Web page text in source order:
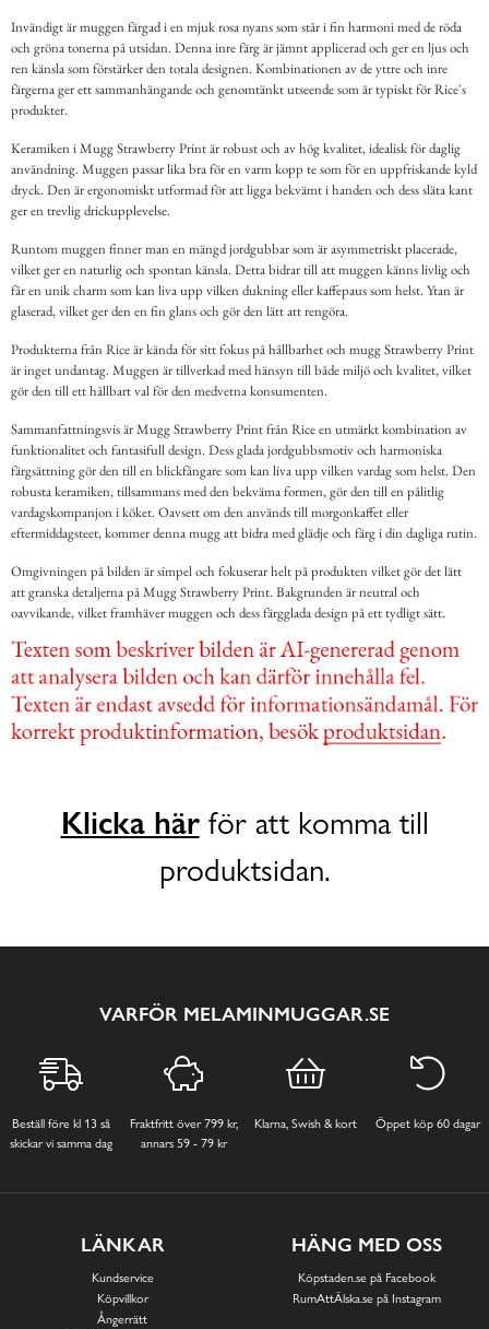
Invändigt är muggen färgad i en mjuk rosa nyans som står i fin harmoni med de röda
och gröna tonerna på utsidan. Denna inre färg är jämnt applicerad och ger en ljus och
ren känsla som förstärker den totala designen. Kombinationen av de yttre och inre
färgerna ger ett sammanhängande och genomtänkt utseende som är typiskt för Rice's
produkter.
Keramiken i Mugg Strawberry Print är robust och av hög kvalitet, idealisk för daglig
användning. Muggen passar lika bra för en varm kopp te som för en uppfriskande kyld
dryck. Den är ergonomiskt utformad för att ligga bekvämt i handen och dess släta kant
ger en trevlig drickupplevelse.
Runtom muggen finner man en mängd jordgubbar som är asymmetriskt placerade,
vilket ger en naturlig och spontan känsla. Detta bidrar till att muggen känns livlig och
får en unik charm som kan liva upp vilken dukning eller kaffepaus som helst. Ytan är
glaserad, vilket ger den en fin glans och gör den lätt att rengöra.
Produkterna från Rice är kända för sitt fokus på hållbarhet och mugg Strawberry Print
är inget undantag. Muggen är tillverkad med hänsyn till både miljö och kvalitet, vilket
gör den till ett hållbart val för den medvetna konsumenten.
Sammanfattningsvis är Mugg Strawberry Print från Rice en utmärkt kombination av
funktionalitet och fantasifull design. Dess glada jordgubbsmotiv och harmoniska
färgsättning gör den till en blickfångare som kan liva upp vilken vardag som helst. Den
robusta keramiken, tillsammans med den bekväma formen, gör den till en pålitlig
vardagskompanjon i köket. Oavsett om den används till morgonkaffet eller
eftermiddagsteet, kommer denna mugg att bidra med glädje och färg i din dagliga rutin.
Omgivningen på bilden är simpel och fokuserar helt på produkten vilket gör det lätt
att granska detaljerna på Mugg Strawberry Print. Bakgrunden är neutral och
oavvikande, vilket framhäver muggen och dess färgglada design på ett tydligt sätt.
Klicka härför att komma till
produktsidan.
VARFÖR MELAMINMUGGAR.SE
Beställ före kl 13 så
skickar vi samma dag
Fraktfritt över 799 kr,
annars 59 - 79 kr
Klarna, Swish & kort Öppet köp 60 dagar
LÄNKAR
Kundservice
Köpvillkor
Ångerrätt
HÄNG MED OSS
Köpstaden.se på Facebook
RumAttÄlska.se på Instagram